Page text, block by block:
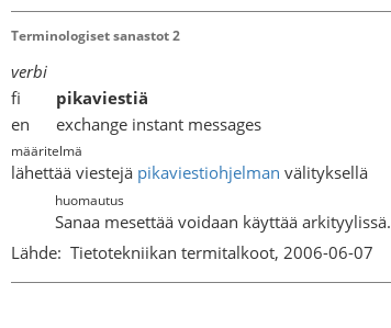
Terminologiset sanastot 2
verbi
fi pikaviestiä
en exchange instant messages
määritelmä
lähettää viestejä pikaviestiohjelman välityksellä
huomautus
Sanaa mesettää voidaan käyttää arkityylissä.
Lähde: Tietotekniikan termitalkoot, 2006-06-07